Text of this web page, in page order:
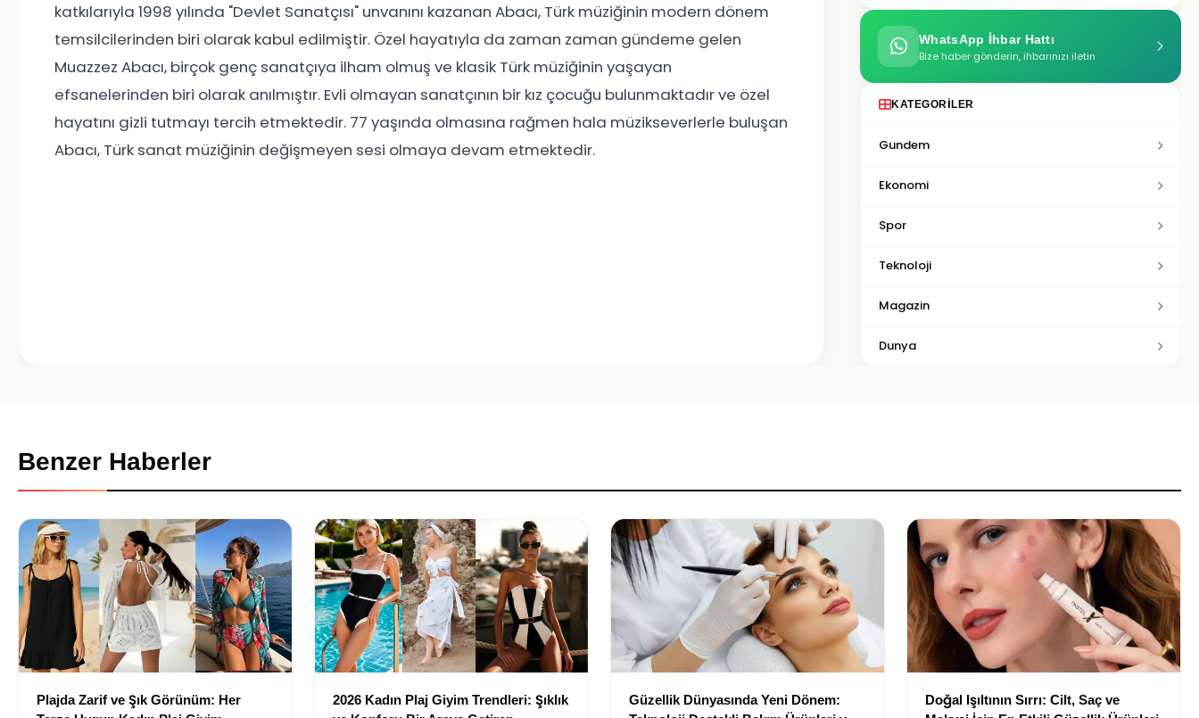
katkılarıyla 1998 yılında "Devlet Sanatçısı" unvanını kazanan Abacı, Türk müziğinin modern dönem
temsilcilerinden biri olarak kabul edilmiştir. Özel hayatıyla da zaman zaman gündeme gelen
Muazzez Abacı, birçok genç sanatçıya ilham olmuş ve klasik Türk müziğinin yaşayan
efsanelerinden biri olarak anılmıştır. Evli olmayan sanatçının bir kız çocuğu bulunmaktadır ve özel
hayatını gizli tutmayı tercih etmektedir. 77 yaşında olmasına rağmen hala müzikseverlerle buluşan
Abacı, Türk sanat müziğinin değişmeyen sesi olmaya devam etmektedir.
WhatsApp İhbar Hattı
Bize haber gönderin, ihbarınızı iletin
KATEGORILER
Gundem
Ekonomi
Spor
Teknoloji
Magazin
Dunya
Benzer Haberler
Plajda Zarif ve Şık Görünüm: Her
2026 Kadın Plaj Giyim Trendleri: Şıklık
Güzellik Dünyasında Yeni Dönem:
Doğal Işıltının Sırrı: Cilt, Saç ve